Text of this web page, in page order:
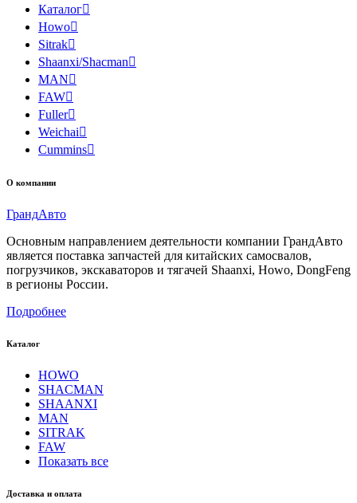
Каталог
Howo
Sitrak
Shaanxi/Shacman
MAN
FAW
Fuller
Weichai
Cummins
О компании
ГрандАвто
Основным направлением деятельности компании ГрандАвто
является поставка запчастей для китайских самосвалов,
погрузчиков, экскаваторов и тягачей Shaanxi, Howo, DongFeng
в регионы России.
Подробнее
Каталог
HOWO
SHACMAN
SHAANXI
MAN
SITRAK
FAW
Показать все
Доставка и оплата